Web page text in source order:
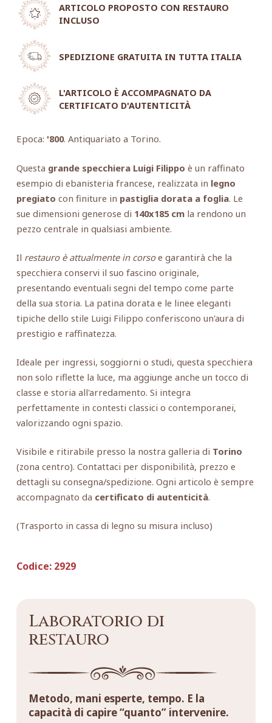
ARTICOLO PROPOSTO CON RESTAURO
INCLUSO
SPEDIZIONE GRATUITA IN TUTTA ITALIA
L'ARTICOLO È ACCOMPAGNATO DA
CERTIFICATO D'AUTENTICITÀ
Epoca: '800. Antiquariato a Torino.
Questa grande specchiera Luigi Filippo è un raffinato
esempio di ebanisteria francese, realizzata in legno
pregiato con finiture in pastiglia dorata a foglia. Le
sue dimensioni generose di 140x185 cmla rendono un
pezzo centrale in qualsiasi ambiente.
Il restauro è attualmente in corsoe garantirà che la
specchiera conservi il suo fascino originale,
presentando eventuali segni del tempo come parte
della sua storia. La patina dorata e le linee eleganti
tipiche dello stile Luigi Filippo conferiscono un'aura di
prestigio e raffinatezza.
Ideale per ingressi, soggiorni o studi, questa specchiera
non solo riflette la luce, ma aggiunge anche un tocco di
classe e storia all'arredamento. Si integra
perfettamente in contesti classici o contemporanei,
valorizzando ogni spazio.
Visibile e ritirabile presso la nostra galleria di Torino
(zona centro). Contattaci per disponibilità, prezzo e
dettagli su consegna/spedizione. Ogni articolo è sempre
accompagnato da certificato di autenticità.
(Trasporto in cassa di legno su misura incluso)
Codice:2929
Laboratorio di
restauro
Metodo, mani esperte, tempo. E la
capacità di capire “quanto” intervenire.